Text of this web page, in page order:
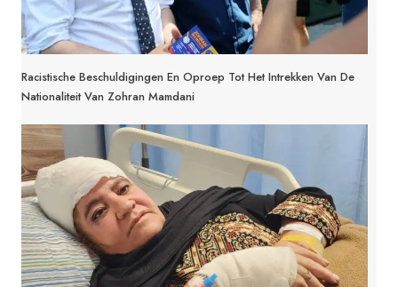
Racistische Beschuldigingen En Oproep Tot Het Intrekken Van De
Nationaliteit Van Zohran Mamdani